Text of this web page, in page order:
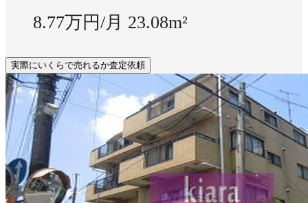
8.77万円/月 23.08m²
実際にいくらで売れるか査定依頼